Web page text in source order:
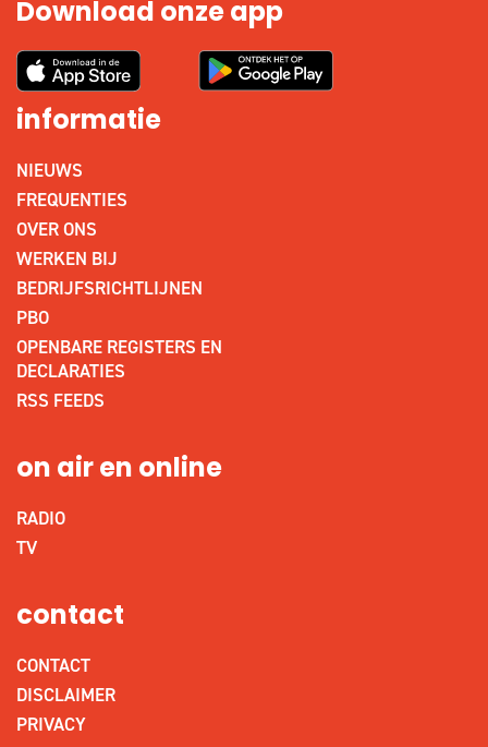
Download onze app
informatie
NIEUWS
FREQUENTIES
OVER ONS
WERKEN BIJ
BEDRIJFSRICHTLIJNEN
PBO
OPENBARE REGISTERS EN
DECLARATIES
RSS FEEDS
on air en online
RADIO
TV
contact
CONTACT
DISCLAIMER
PRIVACY